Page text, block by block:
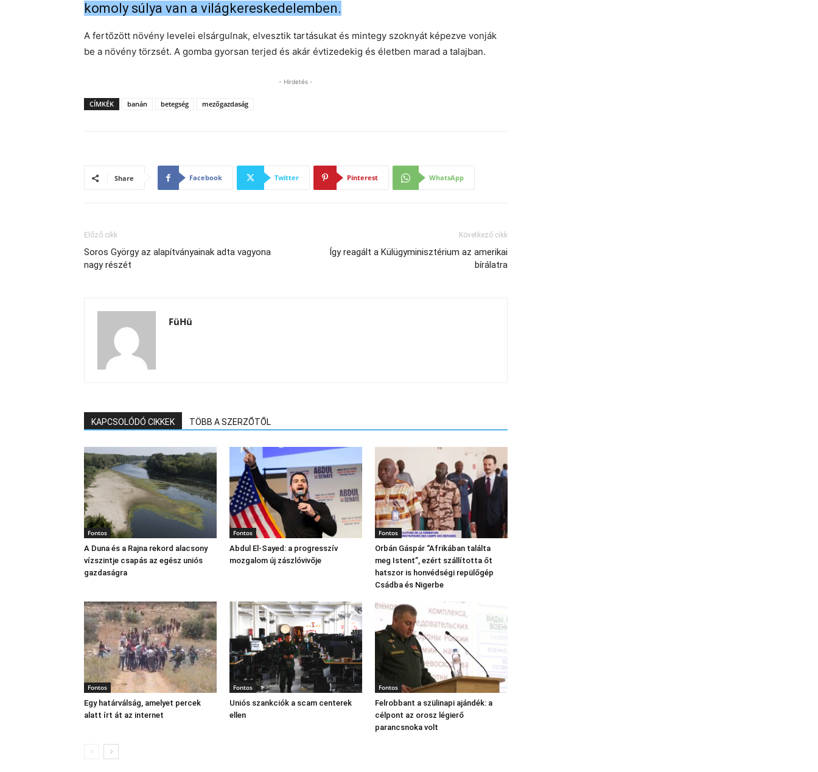
komoly súlya van a világkereskedelemben.
A fertőzött növény levelei elsárgulnak, elvesztik tartásukat és mintegy szoknyát képezve vonják
be a növény törzsét. A gomba gyorsan terjed és akár évtizedekig és életben marad a talajban.
- Hirdetés -
CÍMKÉK banán betegség mezőgazdaság
Share Facebook Twitter Pinterest WhatsApp
Előző cikk
Soros György az alapítványainak adta vagyona
nagy részét
Következő cikk
Így reagált a Külügyminisztérium az amerikai
bírálatra
FüHü
KAPCSOLÓDÓ CIKKEK TÖBB A SZERZŐTŐL
Fontos
A Duna és a Rajna rekord alacsony
vízszintje csapás az egész uniós
gazdaságra
Fontos
Abdul El‑Sayed: a progresszív
mozgalom új zászlóvivője
Fontos
Orbán Gáspár “Afrikában találta
meg Istent”, ezért szállította őt
hatszor is honvédségi repülőgép
Csádba és Nigerbe
Fontos
Egy határválság, amelyet percek
alatt írt át az internet
Fontos
Uniós szankciók a scam centerek
ellen
Fontos
Felrobbant a szülinapi ajándék: a
célpont az orosz légierő
parancsnoka volt